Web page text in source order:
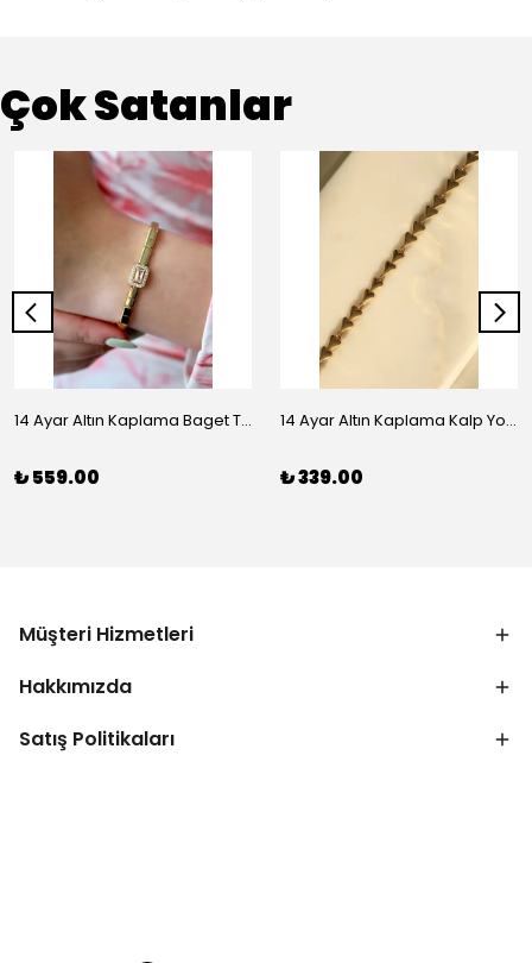
Çok Satanlar
14 Ayar Altın Kaplama Baget Taşlı Vip Bileklik
₺ 559.00
14 Ayar Altın Kaplama Kalp Yolu Bileklik
₺ 339.00
Müşteri Hizmetleri
Hakkımızda
Satış Politikaları